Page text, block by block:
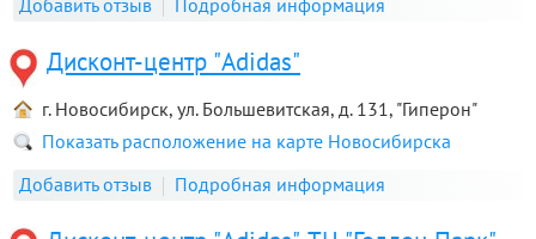
Добавить отзыв
Подробная информация
Дисконт-центр "Adidas"
г. Новосибирск, ул. Большевитская, д. 131, "Гиперон"
Показать расположение на карте Новосибирска
Добавить отзыв
Подробная информация